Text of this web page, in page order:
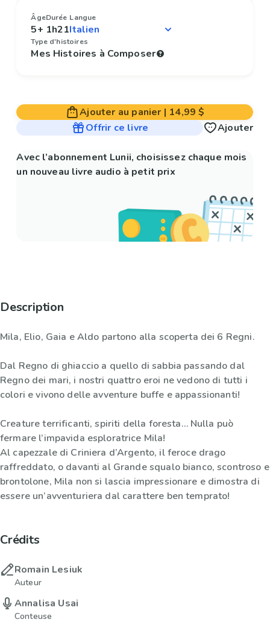
Âge
5+
Durée
1h21
Langue
Type d'histoires
Mes Histoires à Composer
Ajouter au panier | 14,99 $
Offrir ce livre
Ajouter
Avec l’abonnement Lunii, choisissez chaque mois
un nouveau livre audio à petit prix
Description
Mila, Elio, Gaia e Aldo partono alla scoperta dei 6 Regni.
Dal Regno di ghiaccio a quello di sabbia passando dal
Regno dei mari, i nostri quattro eroi ne vedono di tutti i
colori e vivono delle avventure buffe e appassionanti!
Creature terrificanti, spiriti della foresta… Nulla può
fermare l’impavida esploratrice Mila!
Al capezzale di Criniera d’Argento, il feroce drago
raffreddato, o davanti al Grande squalo bianco, scontroso e
brontolone, Mila non si lascia impressionare e dimostra di
essere un’avventuriera dal carattere ben temprato!
Crédits
Romain Lesiuk
Auteur
Annalisa Usai
Conteuse